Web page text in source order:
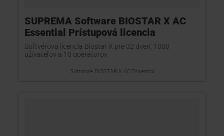
SUPREMA Software BIOSTAR X AC
Essential Prístupová licencia
Softvérová licencia Biostar X pre 32 dverí, 1000
užívateľov a 10 operátorov
Software BIOSTAR X AC Essential